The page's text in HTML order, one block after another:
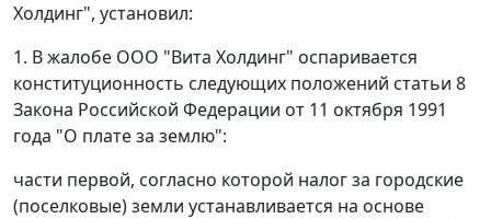
Холдинг", установил:
1. В жалобе ООО "Вита Холдинг" оспаривается
конституционность следующих положений статьи 8
Закона Российской Федерации от 11 октября 1991
года "О плате за землю":
части первой, согласно которой налог за городские
(поселковые) земли устанавливается на основе